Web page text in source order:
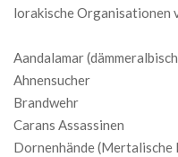
lorakische Organisationen
Aandalamar
Ahnensucher
Brandwehr
Carans Assassinen
Dornenhände